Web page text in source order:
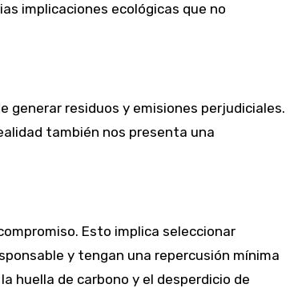
implicaciones ecológicas que no
generar residuos y emisiones perjudiciales.
también nos presenta una
Esto implica seleccionar
y tengan una repercusión mínima
huella de carbono y el desperdicio de